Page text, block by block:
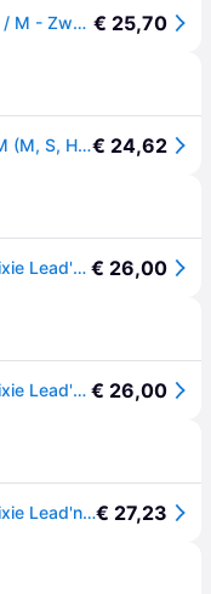
Trixie Lead'n Walk Soft Hondentuig - S / M - Zwart,Rood € 25,70
Trixie Lead n Walk Trainingsharnas S-M (M, S, Hond, Algemeen), Kraag + Leiband€ 24,62
Harnas voor het trainen van honden Trixie Lead'n'Walk Soft - Noir € 26,00
Harnas voor het trainen van honden Trixie Lead'n'Walk Soft - Noir € 26,00
Harnas voor het trainen van honden Trixie Lead'n'Walk Soft - Noir€ 27,23